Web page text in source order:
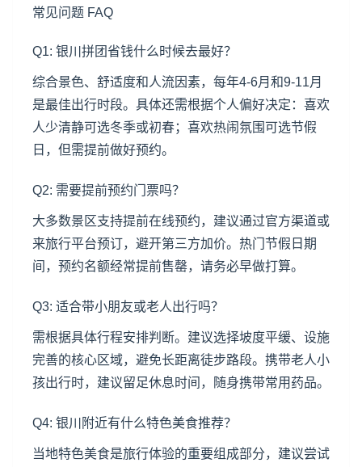
常见问题 FAQ
Q1: 银川拼团省钱什么时候去最好？
综合景色、舒适度和人流因素，每年4-6月和9-11月
是最佳出行时段。具体还需根据个人偏好决定：喜欢
人少清静可选冬季或初春；喜欢热闹氛围可选节假
日，但需提前做好预约。
Q2: 需要提前预约门票吗？
大多数景区支持提前在线预约，建议通过官方渠道或
来旅行平台预订，避开第三方加价。热门节假日期
间，预约名额经常提前售罄，请务必早做打算。
Q3: 适合带小朋友或老人出行吗？
需根据具体行程安排判断。建议选择坡度平缓、设施
完善的核心区域，避免长距离徒步路段。携带老人小
孩出行时，建议留足休息时间，随身携带常用药品。
Q4: 银川附近有什么特色美食推荐？
当地特色美食是旅行体验的重要组成部分，建议尝试